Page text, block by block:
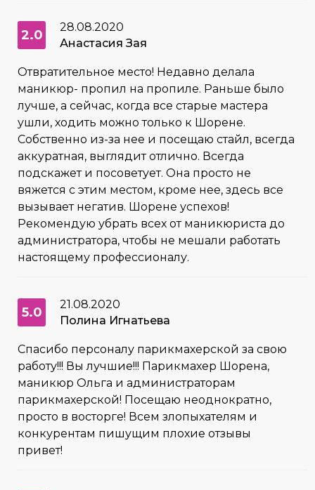
2.0
28.08.2020
Анастасия Зая
Отвратительное место! Недавно делала
маникюр- пропил на пропиле. Раньше было
лучше, а сейчас, когда все старые мастера
ушли, ходить можно только к Шорене.
Собственно из-за нее и посещаю стайл, всегда
аккуратная, выглядит отлично. Всегда
подскажет и посоветует. Она просто не
вяжется с этим местом, кроме нее, здесь все
вызывает негатив. Шорене успехов!
Рекомендую убрать всех от маникюриста до
администратора, чтобы не мешали работать
настоящему профессионалу.
5.0
21.08.2020
Полина Игнатьева
Спасибо персоналу парикмахерской за свою
работу!!! Вы лучшие!!! Парикмахер Шорена,
маникюр Ольга и администраторам
парикмахерской! Посещаю неоднократно,
просто в восторге! Всем злопыхателям и
конкурентам пишущим плохие отзывы
привет!